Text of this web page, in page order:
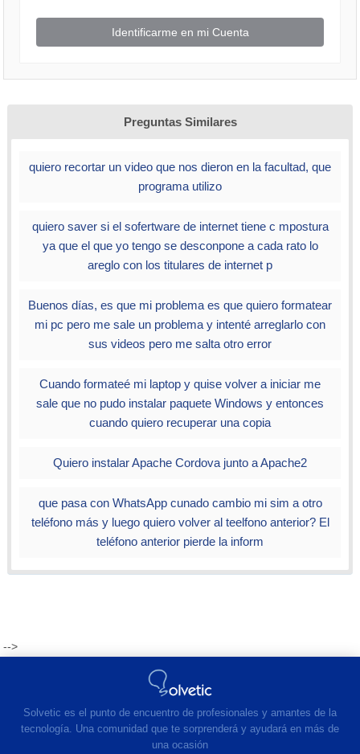
Identificarme en mi Cuenta
Preguntas Similares
quiero recortar un video que nos dieron en la facultad, que
programa utilizo
quiero saver si el sofertware de internet tiene c mpostura
ya que el que yo tengo se desconpone a cada rato lo
areglo con los titulares de internet p
Buenos días, es que mi problema es que quiero formatear
mi pc pero me sale un problema y intenté arreglarlo con
sus videos pero me salta otro error
Cuando formateé mi laptop y quise volver a iniciar me
sale que no pudo instalar paquete Windows y entonces
cuando quiero recuperar una copia
Quiero instalar Apache Cordova junto a Apache2
que pasa con WhatsApp cunado cambio mi sim a otro
teléfono más y luego quiero volver al teelfono anterior? El
teléfono anterior pierde la inform
-->
Solvetic es el punto de encuentro de profesionales y amantes de la
tecnología. Una comunidad que te sorprenderá y ayudará en más de
una ocasión